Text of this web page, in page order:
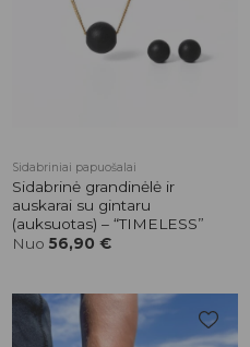
Sidabriniai papuošalai
Sidabrinė grandinėlė ir
auskarai su gintaru
(auksuotas) – “TIMELESS”
Nuo 56,90 €